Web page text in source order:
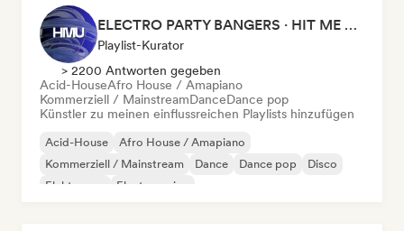
ELECTRO PARTY BANGERS · HIT ME UP MAG
Playlist-Kurator
> 2200 Antworten gegeben
Acid-HouseAfro House / Amapiano
Kommerziell / MainstreamDanceDance pop
Künstler zu meinen einflussreichen Playlists hinzufügen
Acid-House
Afro House / Amapiano
Kommerziell / Mainstream
Dance Dance pop
Disco
Elektropop
Electro swing